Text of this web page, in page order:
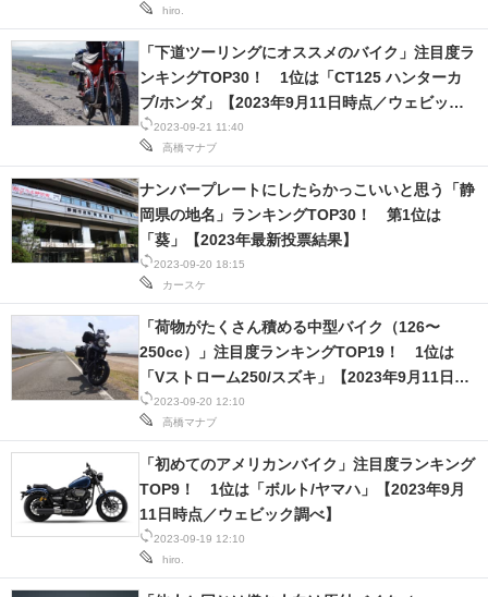
hiro.
2023-09-21 11:40
高橋マナブ
「下道ツーリングにオススメのバイク」注目度ラ
ンキングTOP30！ 1位は「CT125 ハンターカ
ブ/ホンダ」【2023年9月11日時点／ウェビック
調べ】
2023-09-20 18:15
カースケ
ナンバープレートにしたらかっこいいと思う「静
岡県の地名」ランキングTOP30！ 第1位は
「葵」【2023年最新投票結果】
2023-09-20 12:10
高橋マナブ
「荷物がたくさん積める中型バイク（126〜
250cc）」注目度ランキングTOP19！ 1位は
「Vストローム250/スズキ」【2023年9月11日時
点／ウェビック調べ】
2023-09-19 12:10
hiro.
「初めてのアメリカンバイク」注目度ランキング
TOP9！ 1位は「ボルト/ヤマハ」【2023年9月
11日時点／ウェビック調べ】